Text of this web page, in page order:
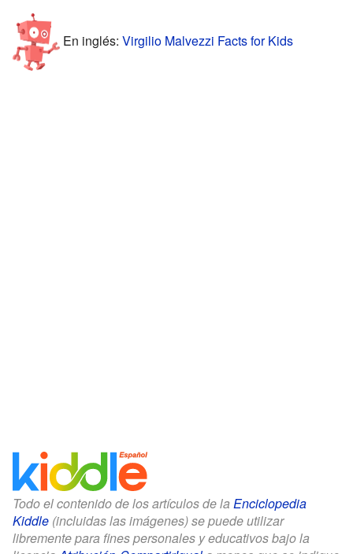
En inglés: Virgilio Malvezzi Facts for Kids
Todo el contenido de los artículos de la Enciclopedia
Kiddle (incluidas las imágenes) se puede utilizar
libremente para fines personales y educativos bajo la